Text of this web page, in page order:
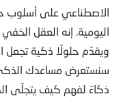
الاصطناعي على أسلوب
اليومية. إنه العقل
ويقدّم حلولًا ذكية تجعل
سنستعرض مساعدك
ذكاءً لفهم كيف يتجلّى